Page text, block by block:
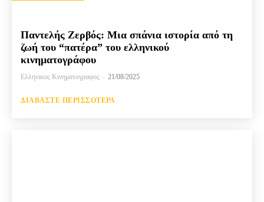
Παντελής Ζερβός: Μια σπάνια ιστορία από τη
ζωή του “πατέρα” του ελληνικού
κινηματογράφου
Ελληνικος Κινηματογραφος - 21/08/2025
ΔΙΑΒΆΣΤΕ ΠΕΡΙΣΣΌΤΕΡΑ